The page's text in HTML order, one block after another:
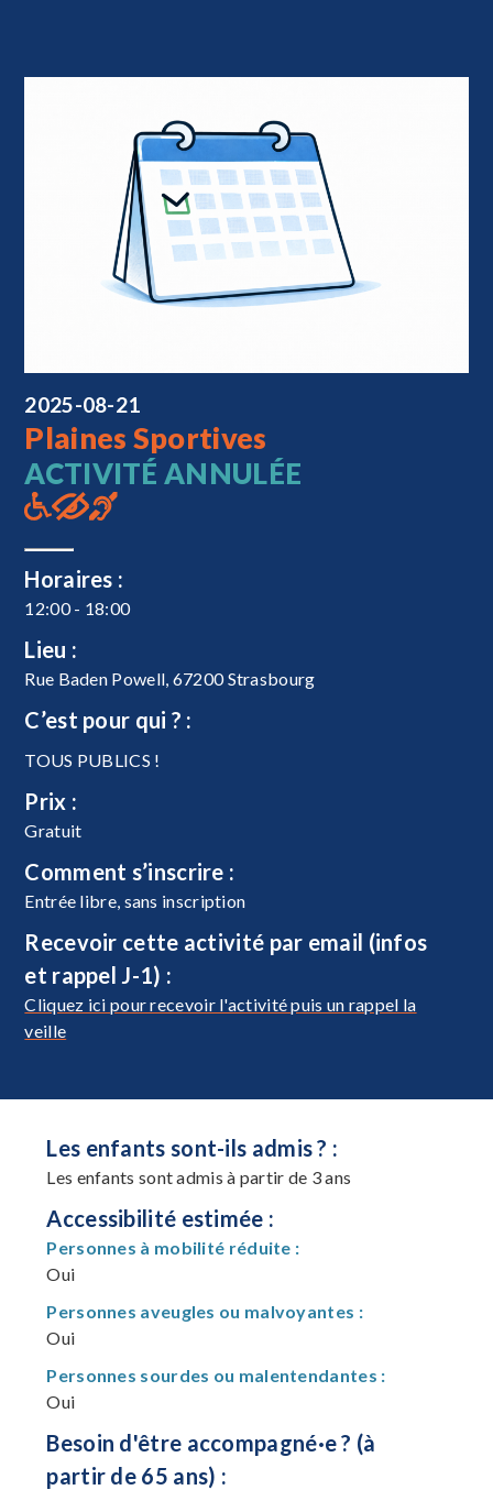
2025-08-21
Plaines Sportives
ACTIVITÉ ANNULÉE
Horaires :
12:00 - 18:00
Lieu :
Rue Baden Powell, 67200 Strasbourg
C’est pour qui ? :
TOUS PUBLICS !
Prix :
Gratuit
Comment s’inscrire :
Entrée libre, sans inscription
Recevoir cette activité par email (infos
et rappel J-1) :
Cliquez ici pour recevoir l'activité puis un rappel la
veille
Les enfants sont-ils admis ? :
Les enfants sont admis à partir de 3 ans
Accessibilité estimée :
Personnes à mobilité réduite :
Oui
Personnes aveugles ou malvoyantes :
Oui
Personnes sourdes ou malentendantes :
Oui
Besoin d'être accompagné·e ? (à
partir de 65 ans) :